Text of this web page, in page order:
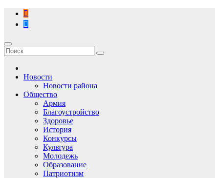
Перейти
содержимому
Новости
Новости района
Общество
Армия
Благоустройство
Здоровье
История
Конкурсы
Культура
Молодежь
Образование
Патриотизм